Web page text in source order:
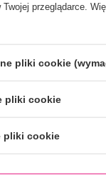
i reklamacjeprzeglądarce.
pliki cookie
pliki cookie
pliki cookie